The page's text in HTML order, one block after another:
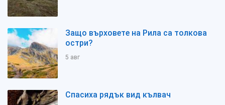
Защо върховете на Рила са толкова
остри?
5 авг
Спасиха рядък вид кълвач